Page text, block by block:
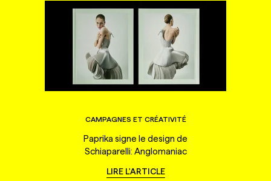
CAMPAGNES ET CRÉATIVITÉ
Paprika signe le design de
Schiaparelli: Anglomaniac
LIRE L'ARTICLE